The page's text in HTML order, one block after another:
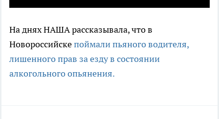
На днях НАША рассказывала, что в
Новороссийскепоймали пьяного водителя,
лишенного прав за езду в состоянии
алкогольного опьянения.